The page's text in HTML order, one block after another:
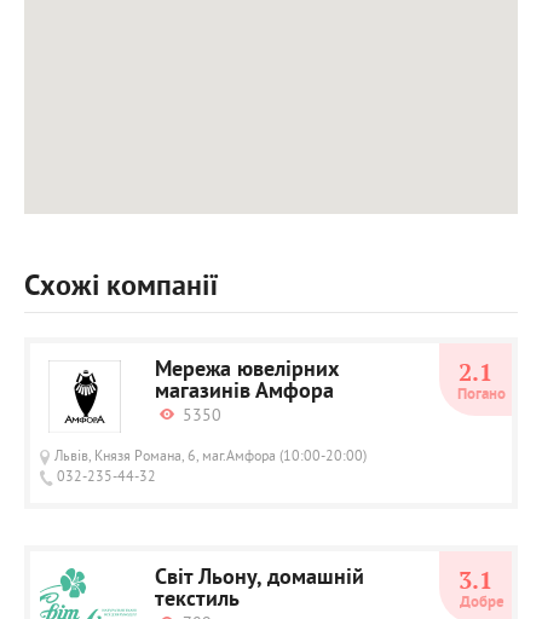
Схожі компанії
Мережа ювелірних
магазинів Амфора
5350
Львів, Князя Романа, 6, маг.Амфора (10:00-20:00)
032-235-44-32
2.1
Погано
Світ Льону, домашній
текстиль
3.1
Добре